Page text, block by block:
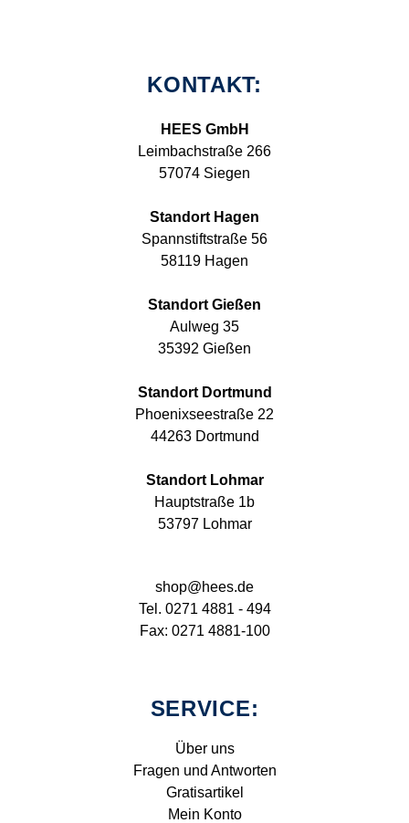
KONTAKT:
HEES GmbH
Leimbachstraße 266
57074 Siegen
Standort Hagen
Spannstiftstraße 56
58119 Hagen
Standort Gießen
Aulweg 35
35392 Gießen
Standort Dortmund
Phoenixseestraße 22
44263 Dortmund
Standort Lohmar
Hauptstraße 1b
53797 Lohmar
shop@hees.de
Tel. 0271 4881 - 494
Fax: 0271 4881-100
SERVICE:
Über uns
Fragen und Antworten
Gratisartikel
Mein Konto